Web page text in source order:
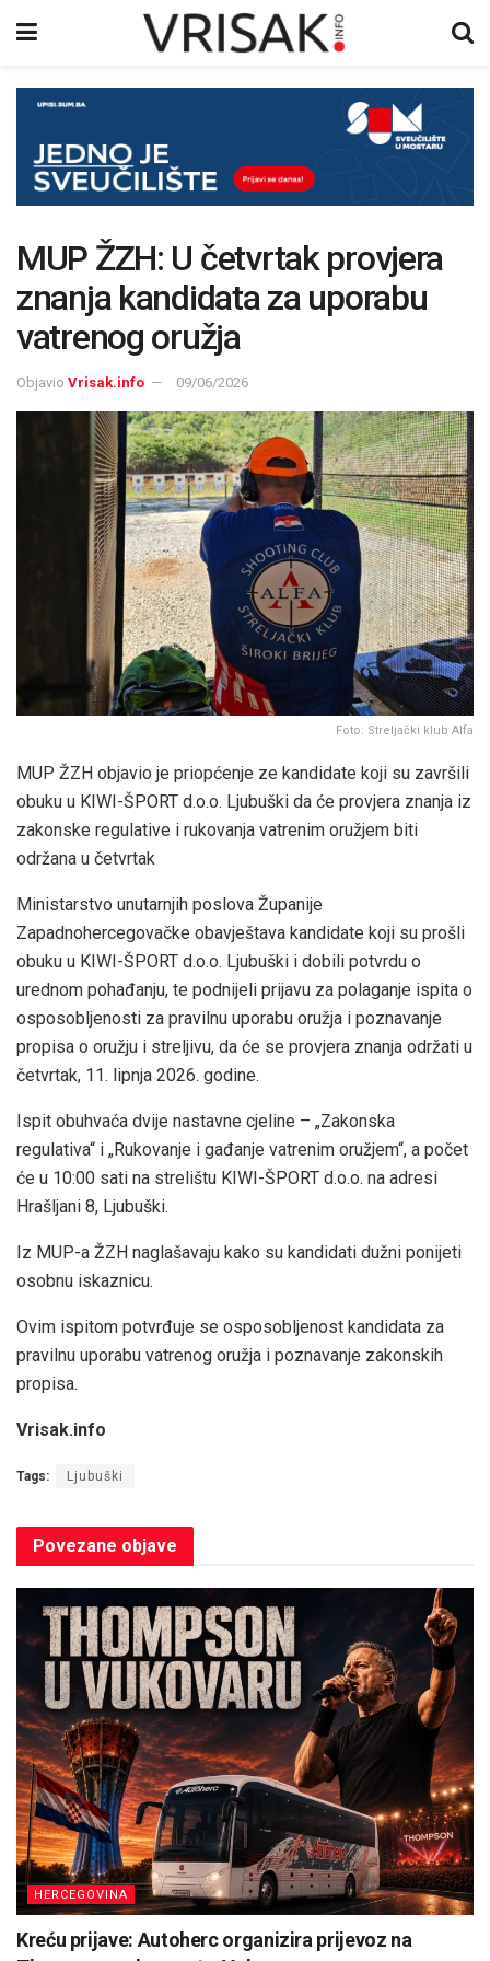
MUP ŽZH: U četvrtak provjera
znanja kandidata za uporabu
vatrenog oružja
Objavio Vrisak.info 09/06/2026
Foto: Streljački klub Alfa
MUP ŽZH objavio je priopćenje ze kandidate koji su završili
obuku u KIWI-ŠPORT d.o.o. Ljubuški da će provjera znanja iz
zakonske regulative i rukovanja vatrenim oružjem biti
održana u četvrtak
Ministarstvo unutarnjih poslova Županije
Zapadnohercegovačke obavještava kandidate koji su prošli
obuku u KIWI-ŠPORT d.o.o. Ljubuški i dobili potvrdu o
urednom pohađanju, te podnijeli prijavu za polaganje ispita o
osposobljenosti za pravilnu uporabu oružja i poznavanje
propisa o oružju i streljivu, da će se provjera znanja održati u
četvrtak, 11. lipnja 2026. godine.
Ispit obuhvaća dvije nastavne cjeline – „Zakonska
regulativa“ i „Rukovanje i gađanje vatrenim oružjem“, a počet
će u 10:00 sati na strelištu KIWI-ŠPORT d.o.o. na adresi
Hrašljani 8, Ljubuški.
Iz MUP-a ŽZH naglašavaju kako su kandidati dužni ponijeti
osobnu iskaznicu.
Ovim ispitom potvrđuje se osposobljenost kandidata za
pravilnu uporabu vatrenog oružja i poznavanje zakonskih
propisa.
Vrisak.info
Tags: Ljubuški
Povezane objave
HERCEGOVINA
Kreću prijave: Autoherc organizira prijevoz na